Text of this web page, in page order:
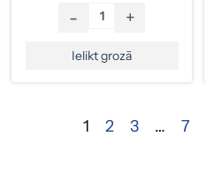
- +
Ielikt grozā
1 2 3 … 7